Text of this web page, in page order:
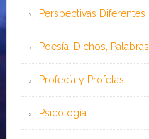
Perspectivas Diferentes
Poesía, Dichos, Palabras
Profecía y Profetas
Psicología